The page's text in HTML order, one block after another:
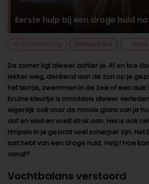
Eerste hulp bij een droge huid
Schoonheid Huid
De zomer ligt alweer achter je. Af en toe
lekker weg, denkend aan de zon op je
het terras, zwemmen in de zee of een duik
bruine kleurtje is inmiddels alweer
eigenlijk ook voor de mooie glans van je
dof en vaal en voelt strak aan. Het is ook
rimpels in je gezicht veel scherper zijn. Het
last hebt van een droge huid. Help! Hoe
vanaf?
Vochtbalans verstoord